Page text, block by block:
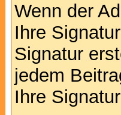
Wenn der
Ihre
Signatur
jedem
Ihre